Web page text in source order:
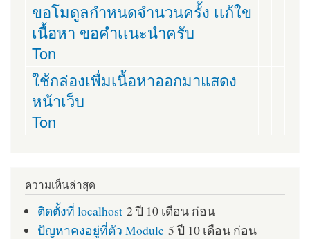
ขอโมดูลกำหนดจำนวนครั้ง เเก้ใข
เนื้อหา ขอคำเเนะนำครับ
Ton
ใช้กล่องเพื่มเนื้อหาออกมาแสดง
หน้าเว็บ
Ton
ความเห็นล่าสุด
ติดตั้งที่ localhost 2 ปี 10 เดือน ก่อน
ปัญหาคงอยู่ที่ตัว Module 5 ปี 10 เดือน ก่อน